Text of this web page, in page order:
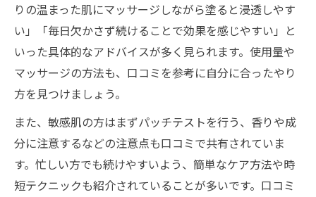
りの温まった肌にマッサージしながら塗ると浸透しやす
い」「毎日欠かさず続けることで効果を感じやすい」と
いった具体的なアドバイスが多く見られます。使用量や
マッサージの方法も、口コミを参考に自分に合ったやり
方を見つけましょう。
また、敏感肌の方はまずパッチテストを行う、香りや成
分に注意するなどの注意点も口コミで共有されていま
す。忙しい方でも続けやすいよう、簡単なケア方法や時
短テクニックも紹介されていることが多いです。口コミ